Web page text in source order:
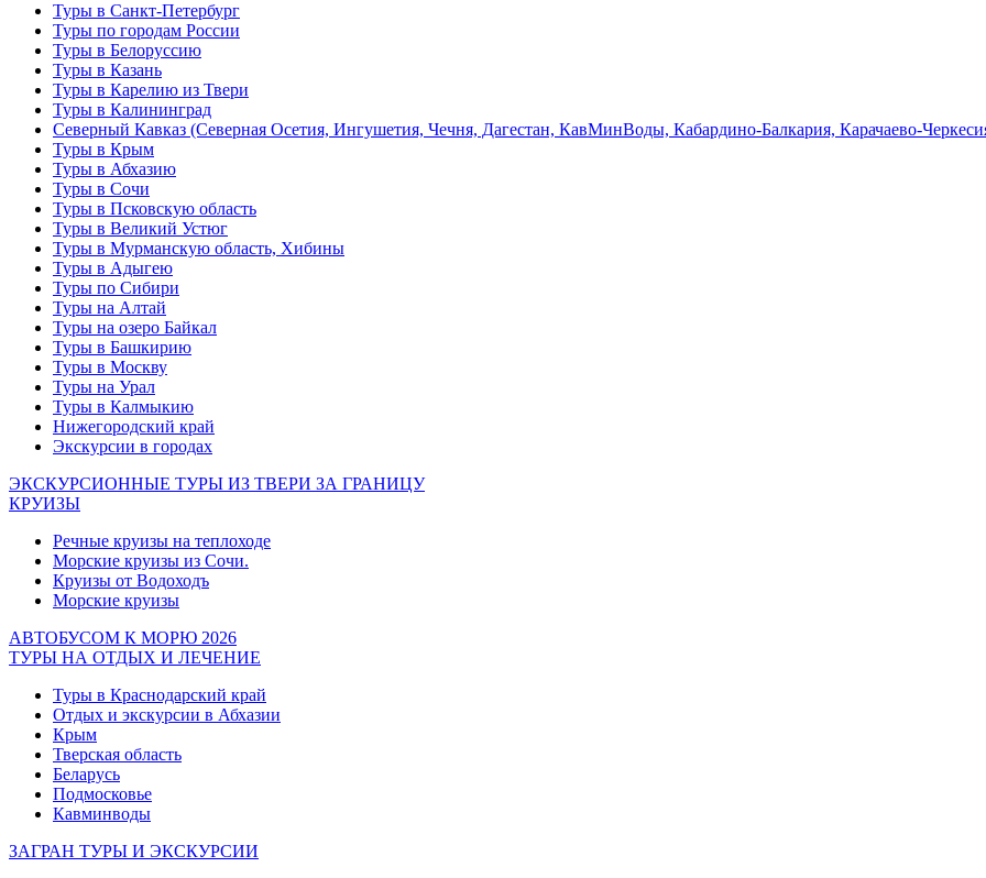
Туры в Санкт-Петербург
Туры по городам России
Туры в Белоруссию
Туры в Казань
Туры в Карелию из Твери
Туры в Калининград
Северный Кавказ (Северная Осетия, Ингушетия, Чечня, Дагестан, КавМинВоды, Кабардино-Балкария, Карачаево-
Туры в Крым
Туры в Абхазию
Туры в Сочи
Туры в Псковскую область
Туры в Великий Устюг
Туры в Мурманскую область, Хибины
Туры в Адыгею
Туры по Сибири
Туры на Алтай
Туры на озеро Байкал
Туры в Башкирию
Туры в Москву
Туры на Урал
Туры в Калмыкию
Нижегородский край
Экскурсии в городах
ЭКСКУРСИОННЫЕ ТУРЫ ИЗ ТВЕРИ ЗА ГРАНИЦУ
КРУИЗЫ
Речные круизы на теплоходе
Морские круизы из Сочи.
Круизы от Водоходъ
Морские круизы
АВТОБУСОМ К МОРЮ 2026
ТУРЫ НА ОТДЫХ И ЛЕЧЕНИЕ
Туры в Краснодарский край
Отдых и экскурсии в Абхазии
Крым
Тверская область
Беларусь
Подмосковье
Кавминводы
ЗАГРАН ТУРЫ И ЭКСКУРСИИ